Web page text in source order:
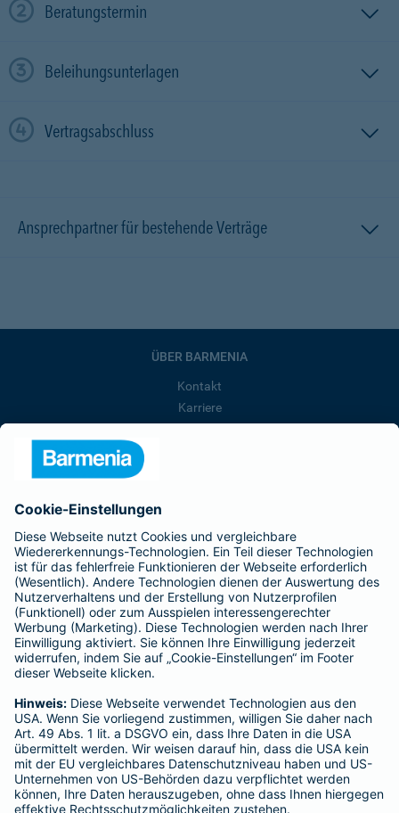
Beratungstermin
Beleihungsunterlagen
Vertragsabschluss
Ansprechpartner für bestehende Verträge
ÜBER BARMENIA
Kontakt
Karriere
Barmenia ist Teil der BarmeniaGothaer
BELIEBTE SEITEN
Kranken-Zusatzversicherung
Tierversicherungen
Haftpflichtversicherung
Hausratversicherung
Adresse ändern
Schaden melden
Kilometerstandsmeldung
Serviceübersicht